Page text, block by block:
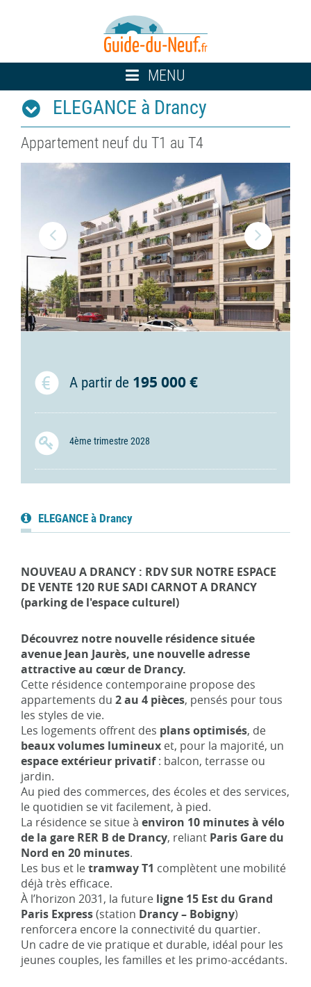
Toggle
navigation
MENU
ELEGANCE à Drancy
Appartement neuf du T1 au T4
A partir de 195 000 €
4ème trimestre 2028
ELEGANCE à Drancy
NOUVEAU A DRANCY : RDV SUR NOTRE ESPACE
DE VENTE 120 RUE SADI CARNOT A DRANCY
(parking de l'espace culturel)
Découvrez notre nouvelle résidence située
avenue Jean Jaurès, une nouvelle adresse
attractive au cœur de Drancy.
Cette résidence contemporaine propose des
appartements du 2 au 4 pièces, pensés pour tous
les styles de vie.
Les logements offrent des plans optimisés, de
beaux volumes lumineux et, pour la majorité, un
espace extérieur privatif: balcon, terrasse ou
jardin.
Au pied des commerces, des écoles et des services,
le quotidien se vit facilement, à pied.
La résidence se situe à environ 10 minutes à vélo
de la gare RER B de Drancy, reliant Paris Gare du
Nord en 20 minutes.
Les bus et letramway T1 complètent une mobilité
déjà très efficace.
À l’horizon 2031, la future ligne 15 Est du Grand
Paris Express(station Drancy – Bobigny)
renforcera encore la connectivité du quartier.
Un cadre de vie pratique et durable, idéal pour les
jeunes couples, les familles et les primo-accédants.